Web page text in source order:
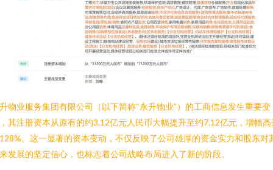
物业服务集团有限公司（以下简称“永升物业”）的工商信息发生重要变
其注册资本从原有的约3.12亿元人民币大幅提升至约7.12亿元，增幅高
。这一显著的资本变动，不仅反映了公司雄厚的资金实力和股东对
发展的坚定信心，也标志着公司战略布局进入了新的阶段。